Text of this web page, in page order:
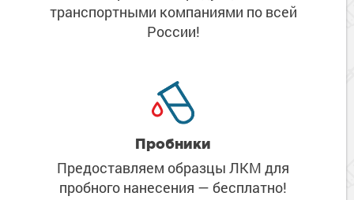
Сопутствующие товары
Морозостойкие краски для металла
Морозостойкие краски для фасада
транспортными компаниями по всей
России!
Пробники
Предоставляем образцы ЛКМ для
пробного нанесения — бесплатно!